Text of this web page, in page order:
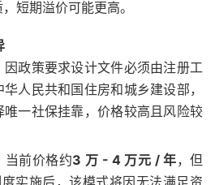
短期溢价可能更高。
因政策要求设计文件必须由注册工
华人民共和国住房和城乡建设部，
唯一社保挂靠，价格较高且风险较
当前价格约3 万 - 4 万元 / 年，但
实施后，该模式将因无法满足资